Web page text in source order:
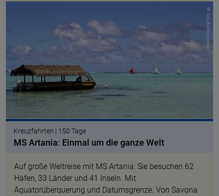
© Nel_Botha pixabay
Kreuzfahrten | 150 Tage
MS Artania: Einmal um die ganze Welt
Auf große Weltreise mit MS Artania: Sie besuchen 62
Häfen, 33 Länder und 41 Inseln. Mit
Äquatorüberquerung und Datumsgrenze. Von Savona